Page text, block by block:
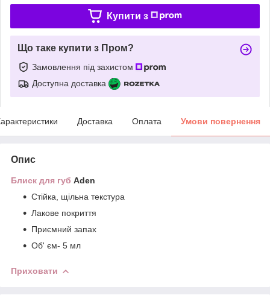
Купити з
Що таке купити з Пром?
Замовлення під захистом
Доступна доставка
Доставка Оплата Умови повернення
Опис
Блиск для губ Aden
Стійка, щільна текстура
Лакове покриття
Приємний запах
Об' єм- 5 мл
Приховати